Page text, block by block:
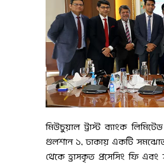
মিউচুয়াল ট্রাস্ট ব্যাংক
গুলশান ১, ঢাকায় একটি
থেকে হ্রাসকৃত প্রসেসিং ফি